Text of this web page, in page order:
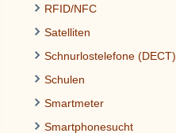
RFID/NFC
Satelliten
Schnurlostelefone (DECT)
Schulen
Smartmeter
Smartphonesucht